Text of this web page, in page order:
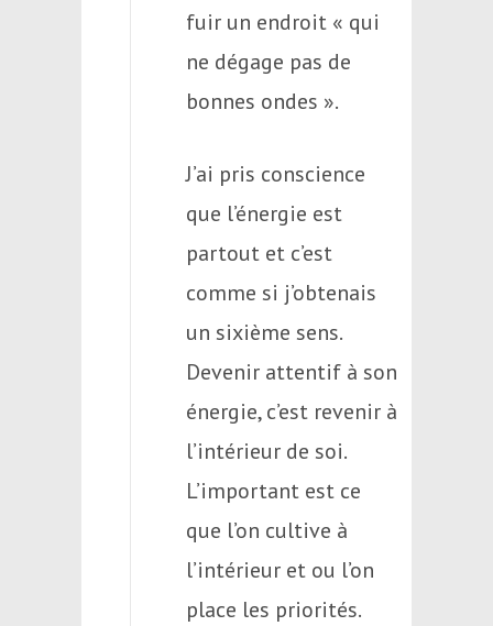
fuir un endroit « qui
ne dégage pas de
bonnes ondes ».
J’ai pris conscience
que l’énergie est
partout et c’est
comme si j’obtenais
un sixième sens.
Devenir attentif à son
énergie, c’est revenir à
l’intérieur de soi.
L’important est ce
que l’on cultive à
l’intérieur et ou l’on
place les priorités.